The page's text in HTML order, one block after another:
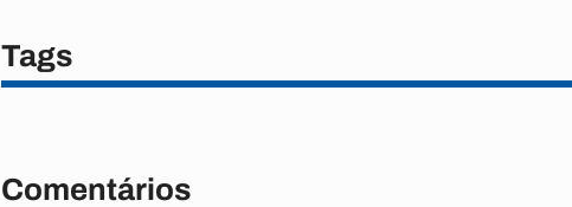
Tags
Comentários